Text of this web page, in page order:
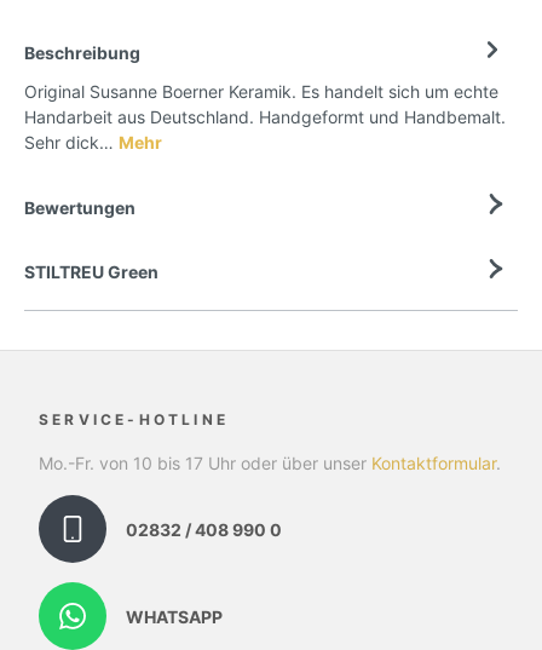
Beschreibung
Original Susanne Boerner Keramik. Es handelt sich um echte
Handarbeit aus Deutschland. Handgeformt und Handbemalt.
Sehr dick… Mehr
Bewertungen
STILTREU Green
SERVICE-HOTLINE
Mo.-Fr. von 10 bis 17 Uhr oder über unser Kontaktformular.
02832 / 408 990 0
WHATSAPP